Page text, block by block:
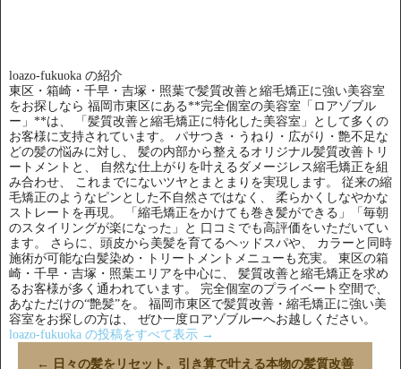
loazo-fukuoka の紹介
東区・箱崎・千早・吉塚・照葉で髪質改善と縮毛矯正に強い美容室
をお探しなら 福岡市東区にある**完全個室の美容室「ロアゾブル
ー」**は、 「髪質改善と縮毛矯正に特化した美容室」として多くの
お客様に支持されています。 パサつき・うねり・広がり・艶不足な
どの髪の悩みに対し、 髪の内部から整えるオリジナル髪質改善トリ
ートメントと、 自然な仕上がりを叶えるダメージレス縮毛矯正を組
み合わせ、 これまでにないツヤとまとまりを実現します。 従来の縮
毛矯正のようなピンとした不自然さではなく、 柔らかくしなやかな
ストレートを再現。 「縮毛矯正をかけても巻き髪ができる」「毎朝
のスタイリングが楽になった」と 口コミでも高評価をいただいてい
ます。 さらに、頭皮から美髪を育てるヘッドスパや、 カラーと同時
施術が可能な白髪染め・トリートメントメニューも充実。 東区の箱
崎・千早・吉塚・照葉エリアを中心に、 髪質改善と縮毛矯正を求め
るお客様が多く通われています。 完全個室のプライベート空間で、
あなただけの“艶髪”を。 福岡市東区で髪質改善・縮毛矯正に強い美
容室をお探しの方は、 ぜひ一度ロアゾブルーへお越しください。
loazo-fukuoka の投稿をすべて表示 →
← 日々の髪をリセット。引き算で叶える本物の髪質改善